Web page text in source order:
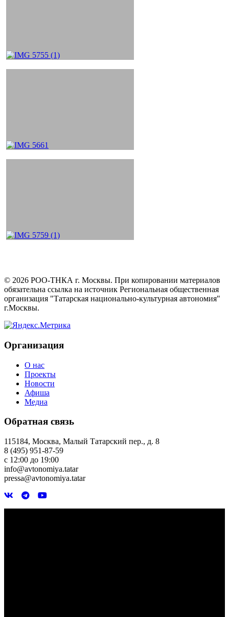
© 2026 РОО-ТНКА г. Москвы. При копировании материалов
обязательна ссылка на источник Региональная общественная
организация "Татарская национально-культурная автономия"
г.Москвы.
Организация
О нас
Проекты
Новости
Афиша
Медиа
Обратная связь
115184, Москва, Малый Татарский пер., д. 8
8 (495) 951-87-59
с 12:00 до 19:00
info@avtonomiya.tatar
pressa@avtonomiya.tatar